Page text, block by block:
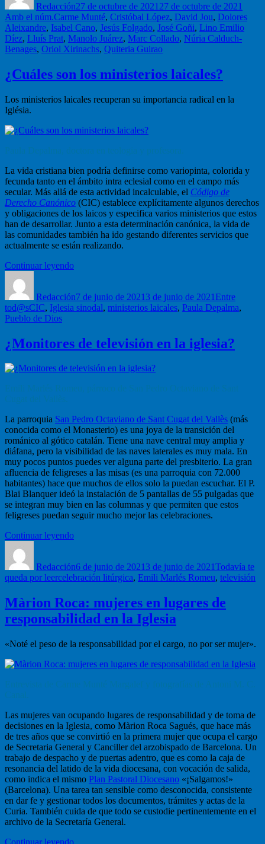
Redacción27 de octubre de 2021 27 de octubre de 2021
Amb el núm.Etiquetas
Carme Munté, Cristóbal López, David Jou, Dolores
Aleixandre, Isabel Cano, Jesús Folgado, José Goñi, Lino Emilio
Díez, Lluís Prat, Manolo Juárez, Marc Collado, Núria Calduch-
Benages, Oriol Xirinachs, Quiteria Guirao
¿Cuáles son los ministerios laicales?
Los ministerios laicales recuperan su importancia radical en la
Iglésia.
La vida cristiana bien podría definirse como variopinta, colorida y
fecunda tanto en el ámbito intra eclesial como en el campo más
secular. Más allá de esta actividad incalculable, el Código de
Derecho Canónico (CIC) establece explícitamente algunos derechos
y obligaciones de los laicos y especifica varios ministerios que estos
han de desarrollar. Junto a esta determinación canónica, la vida de
las comunidades también ha ido gestando diferentes servicios que
actualmente se están realizando.
Continuar leyendo“¿Cuáles
ministerios
laicales?”
Redacción7 de junio de 20213 de junio de 2021Entre
tod@sEtiquetas
CIC, Iglesia sinodal, ministerios laicales, Paula Depalma,
Pueblo de Dios
¿Monitores de televisión en la iglesia?
La parroquia San Pedro Octaviano de Sant Cugat del Vallès (más
conocida como el Monasterio) es una joya de la transición del
románico al gótico catalán. Tiene una nave central muy amplia y
diáfana, pero la visibilidad de las naves laterales es muy mala. En
muy pocos puntos puedes ver alguna parte del presbiterio. La gran
afluencia de feligreses a las misas (es una parroquia con 72.000
habitantes) hace que muchos de ellos solo la puedan escuchar. El P.
Blai Blanquer ideó la instalación de 5 pantallas de 55 pulgadas que
se integran muy bien en las columnas y que permiten que estos
feligreses puedan seguir mucho mejor las celebraciones.
Continuar leyendo“¿Monitores
en
la
Redacción6 de junio de 20213 de junio de 2021Todavía te
queda por leerEtiquetas
celebración litúrgica, Emili Marlés Romeu, televisión
Màrion Roca: mujeres en lugares de
responsabilidad en la Iglesia
«Noté el peso de la responsabilidad por el cargo, no por ser mujer».
Las mujeres van ocupando lugares de responsabilidad y de toma de
decisiones en la Iglesia, como Màrion Roca Sagués, que hace más
de tres años que se convirtió en la primera mujer que ocupa el cargo
de Secretaria General y Canciller del arzobispado de Barcelona. Un
trabajo de despacho y de puertas adentro, que es como la caja de
resonancia del latido de la vida diocesana, con vocación de salida,
como indica el mismo Plan Pastoral Diocesano «¡Salgamos!»
(Barcelona). Una tarea tan sensible como desconocida, consistente
en dar fe y gestionar todos los documentos, trámites y actas de la
Curia. También cuida de que todo se custodie pertinentemente en el
archivo de la Secretaría General.
“Màrion